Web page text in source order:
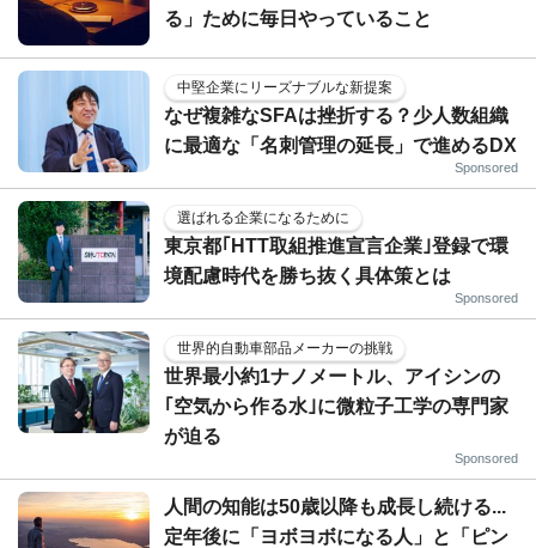
る」ために毎日やっていること
中堅企業にリーズナブルな新提案
なぜ複雑なSFAは挫折する？少人数組織
に最適な「名刺管理の延長」で進めるDX
Sponsored
選ばれる企業になるために
東京都｢HTT取組推進宣言企業｣登録で環
境配慮時代を勝ち抜く具体策とは
Sponsored
世界的自動車部品メーカーの挑戦
世界最小約1ナノメートル、アイシンの
｢空気から作る水｣に微粒子工学の専門家
が迫る
Sponsored
人間の知能は50歳以降も成長し続ける...
定年後に「ヨボヨボになる人」と「ピン